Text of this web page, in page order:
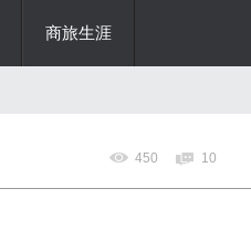
商旅生涯
450 10